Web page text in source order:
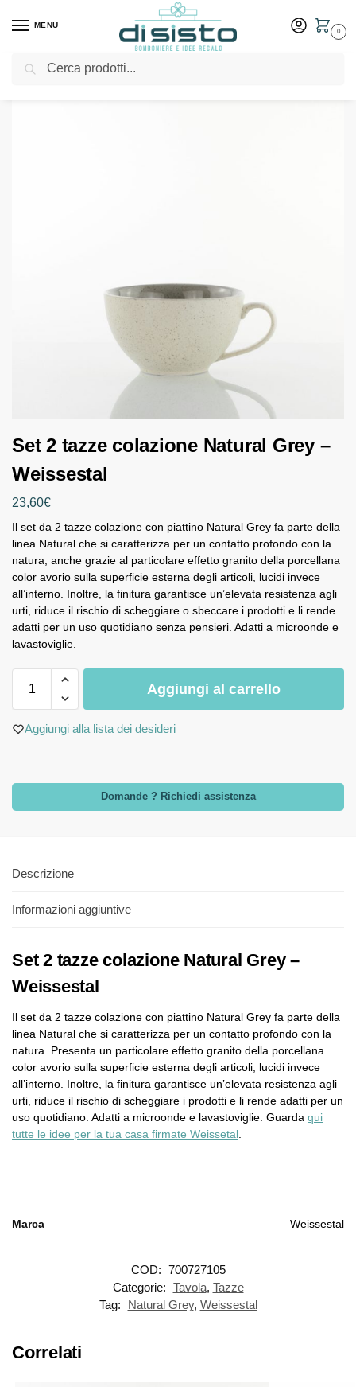
MENU
0
Home Shop Tavola Tazze
Set 2 tazze colazione Natural Grey –
Weissestal
23,60€
Il set da 2 tazze colazione con piattino Natural Grey fa parte della
linea Natural che si caratterizza per un contatto profondo con la
natura, anche grazie al particolare effetto granito della porcellana
color avorio sulla superficie esterna degli articoli, lucidi invece
all’interno. Inoltre, la finitura garantisce un’elevata resistenza agli
urti, riduce il rischio di scheggiare o sbeccare i prodotti e li rende
adatti per un uso quotidiano senza pensieri. Adatti a microonde e
lavastoviglie.
Aggiungi al carrello
Aggiungi alla lista dei desideri
Domande ? Richiedi assistenza
Descrizione
Informazioni aggiuntive
Set 2 tazze colazione Natural Grey –
Weissestal
Il set da 2 tazze colazione con piattino Natural Grey fa parte della
linea Natural che si caratterizza per un contatto profondo con la
natura. Presenta un particolare effetto granito della porcellana
color avorio sulla superficie esterna degli articoli, lucidi invece
all’interno. Inoltre, la finitura garantisce un’elevata resistenza agli
urti, riduce il rischio di scheggiare i prodotti e li rende adatti per un
uso quotidiano. Adatti a microonde e lavastoviglie. Guarda qui
tutte le idee per la tua casa firmate Weissetal.
Marca Weissestal
COD: 700727105
Categorie: Tavola, Tazze
Tag:
Natural Grey, Weissestal
Correlati